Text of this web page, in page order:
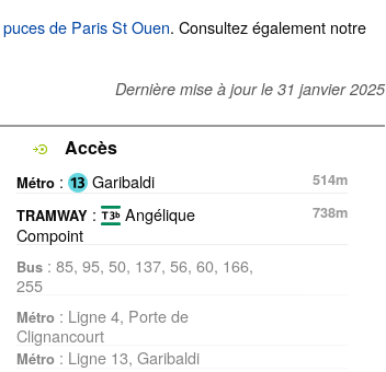
puces de Paris St Ouen. Consultez également notre
Dernière mise à jour le 31 janvier 2025
Accès
Métro : Garibaldi
514m
TRAMWAY :
Angélique
Compoint
738m
Bus : 85, 95, 50, 137, 56, 60, 166,
255
Métro : Ligne 4, Porte de
Clignancourt
Métro : Ligne 13, Garibaldi